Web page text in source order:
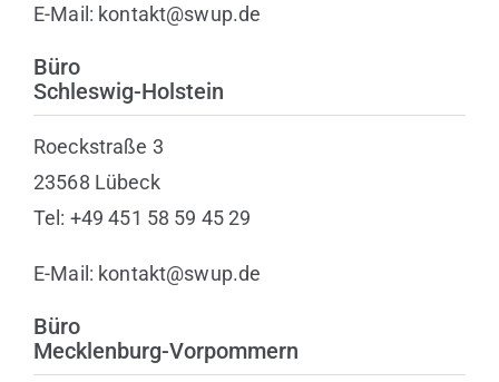
E-Mail: kontakt@swup.de
Büro
Schleswig-Holstein
Roeckstraße 3
23568 Lübeck
Tel: +49 451 58 59 45 29
E-Mail: kontakt@swup.de
Büro
Mecklenburg-Vorpommern